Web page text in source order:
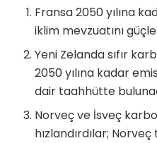
Fransa 2050 yılına
iklim mevzuatını
Yeni Zelanda sıfır
2050 yılına kadar
dair taahhütte
Norveç ve İsveç
hızlandırdılar;